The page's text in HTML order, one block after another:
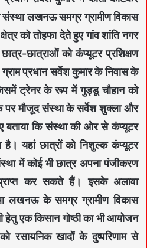
लखनऊ समग्र ग्रामीण विकास
को तोहफा देते हुए गांव शांति नगर
छात्राओं को कंप्यूटर प्रशिक्षण
प्रधान सर्वेश कुमार के निवास के
ट्रेनर के रूप में गुड्डू चौहान को
पर मौजूद संस्था के सर्वेश शुक्ला और
बताया कि संस्था की ओर से कंप्यूटर
है। यहां छात्रों को निशुल्क कंप्यूटर
में कोई भी छात्र अपना पंजीकरण
कर सकते हैं। इसके अलावा
लखनऊ के समग्र ग्रामीण विकास
एक किसान गोष्ठी का भी आयोजन
रसायनिक खादों के दुष्परिणाम से